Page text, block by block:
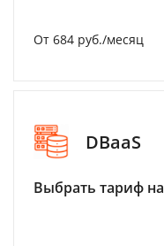
От 684 руб./месяц
DBaaS
Выбрать тариф